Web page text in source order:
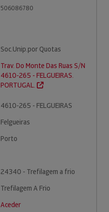
506086780
Soc.Unip.por Quotas
Trav. Do Monte Das Ruas S/N
4610-265 - FELGUEIRAS.
PORTUGAL.
4610-265 - FELGUEIRAS
Felgueiras
Porto
24340 - Trefilagem a frio
Trefilagem A Frio
Aceder